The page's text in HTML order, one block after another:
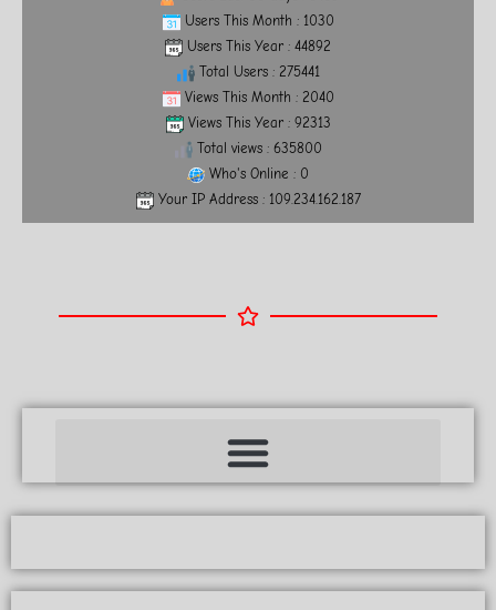
Users This Month : 1030
Users This Year : 44892
Total Users : 275441
Views This Month : 2040
Views This Year : 92313
Total views : 635800
Who's Online : 0
Your IP Address : 109.234.162.187